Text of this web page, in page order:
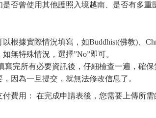
否曾使用其他護照入境越南、是否有多重
根據實際情況填寫，如Buddhist(佛教)、
無特殊情況，選擇”No”即可。
寫完所有必要資訊後，仔細檢查一遍，確保
因為一旦提交，就無法修改信息了。
付費用： 在完成申請表後，您需要上傳所